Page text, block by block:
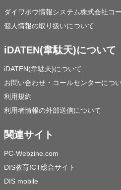
ダイワボウ情報システム株式会社コ
個人情報の取り扱いについて
iDATEN(韋駄天)について
iDATEN(韋駄天)について
お問い合わせ・コールセンターにつ
利用規約
利用者情報の外部送信について
関連サイト
PC-Webzine.com
DIS教育ICT総合サイト
DIS mobile